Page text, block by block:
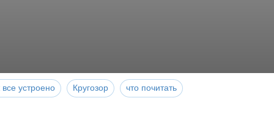
все устроено Кругозор что почитать